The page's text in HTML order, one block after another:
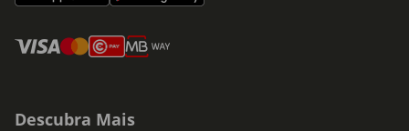
Descubra Mais